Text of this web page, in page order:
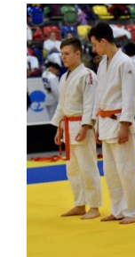
Zobrazit
větší
obrázek